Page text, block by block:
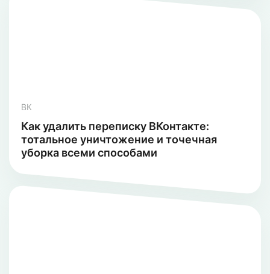
ВК
Как удалить переписку ВКонтакте:
тотальное уничтожение и точечная
уборка всеми способами